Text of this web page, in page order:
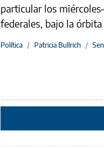
particular los
federales, bajo la
Política / Patricia Bullrich /